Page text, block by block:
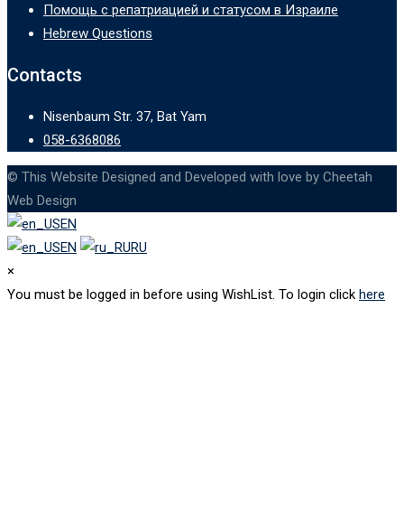
Помощь с репатриацией и статусом в Израиле
Hebrew Questions
Contacts
Nisenbaum Str. 37, Bat Yam
058-6368086
© This Website Designed and Developed with love by Cheetah
Web Design
EN
EN
RU
×
You must be logged in before using WishList. To login click here